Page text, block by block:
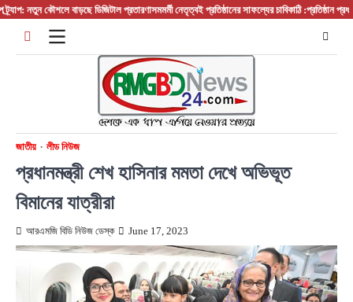
Skipনতুন কৌশলে বাড়ছে ডিজিটাল প্রতারণাসমমর্মী নেতৃত্বই প্রতিষ্ঠানের সাফল্যের চাবিকাঠি :প্রতিষ্ঠান প্রধান/
জাতীয় লীড নিউজ
প্রধানমন্ত্রী শেখ হাসিনার মমতা দেখে অভিভূত
বিমানের যাত্রীরা
আরএমজি বিডি নিউজ ডেস্ক June 17, 2023